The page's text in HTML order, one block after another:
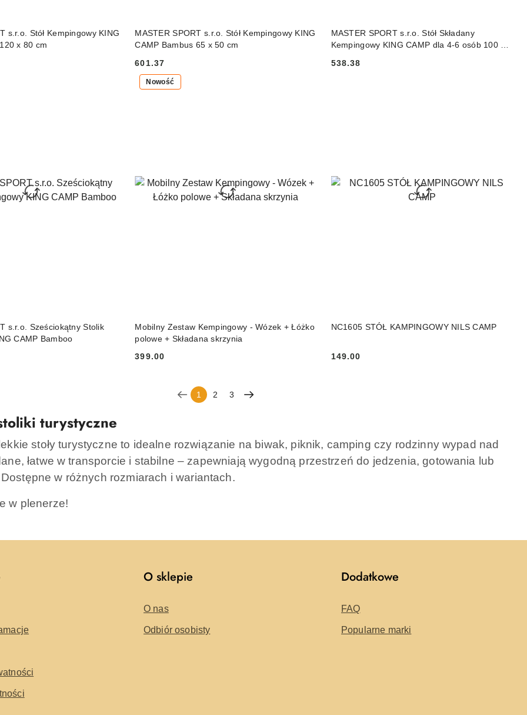
s.r.o. Stół Kempingowy KING
x 80 cm
MASTER SPORT s.r.o. Stół Kempingowy KING
CAMP Bambus 65 x 50 cm
Cena:
601.37
MASTER SPORT s.r.o. Stół Składany
Kempingowy KING CAMP dla 4-6 osób 100 x
Cena:
538.38
s.r.o. Sześciokątny Stolik
CAMP Bamboo
Mobilny Zestaw Kempingowy - Wózek + Łóżko
polowe + Składana skrzynia
Cena:
399.00
Nowość
NC1605 STÓŁ KAMPINGOWY NILS CAMP
Cena:
149.00
PRODUKT NIEDOSTĘPNY
1 2 3
turystyczne
stoły turystyczne to idealne rozwiązanie na biwak, piknik, camping czy rodzinny wypad nad
łatwe w transporcie i stabilne – zapewniają wygodną przestrzeń do jedzenia, gotowania lub
w różnych rozmiarach i wariantach.
w plenerze!
O sklepie
O nas
Odbiór osobisty
Dodatkowe
FAQ
Popularne marki